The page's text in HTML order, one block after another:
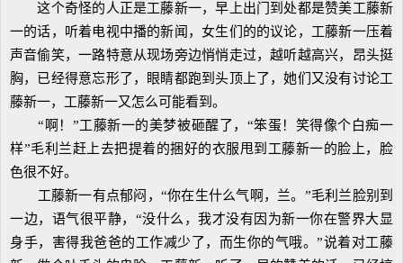
这个奇怪的人正是工藤新一，早上出门到处都是赞美工藤新
一的话，听着电视中播的新闻，女生们的的议论，工藤新一压着
声音偷笑，一路特意从现场旁边悄悄走过，越听越高兴，昂头挺
胸，已经得意忘形了，眼睛都跑到头顶上了，她们又没有讨论工
藤新一，工藤新一又怎么可能看到。
“啊！”工藤新一的美梦被砸醒了，“笨蛋！笑得像个白痴一
样”毛利兰赶上去把提着的捆好的衣服甩到工藤新一的脸上，脸
色很不好。
工藤新一有点郁闷，“你在生什么气啊，兰。”毛利兰脸别到
一边，语气很平静，“没什么，我才没有因为新一你在警界大显
身手，害得我爸爸的工作减少了，而生你的气哦。”说着对工藤